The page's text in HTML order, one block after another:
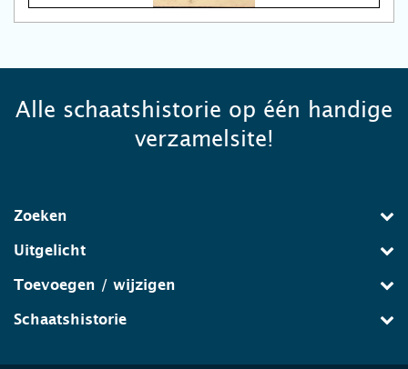
Alle schaatshistorie op één handige
verzamelsite!
Zoeken
Uitgelicht
Toevoegen / wijzigen
Schaatshistorie